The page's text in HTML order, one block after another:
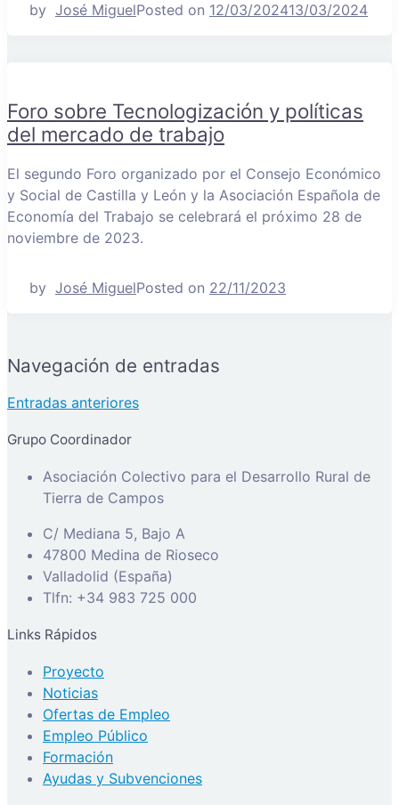
by José MiguelPosted on 12/03/202413/03/2024
Foro sobre Tecnologización y políticas
del mercado de trabajo
El segundo Foro organizado por el Consejo Económico
y Social de Castilla y León y la Asociación Española de
Economía del Trabajo se celebrará el próximo 28 de
noviembre de 2023.
by José MiguelPosted on 22/11/2023
Navegación de entradas
Entradas anteriores
Grupo Coordinador
Asociación Colectivo para el Desarrollo Rural de
Tierra de Campos
C/ Mediana 5, Bajo A
47800 Medina de Rioseco
Valladolid (España)
Tlfn: +34 983 725 000
Links Rápidos
Proyecto
Noticias
Ofertas de Empleo
Empleo Público
Formación
Ayudas y Subvenciones